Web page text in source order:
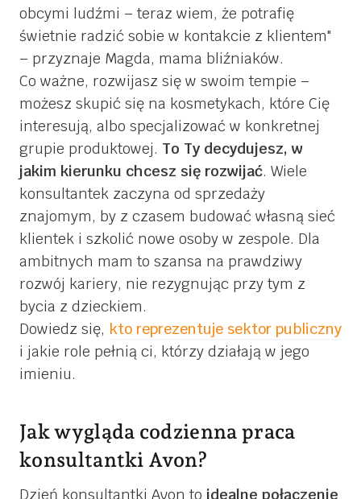
obcymi ludźmi – teraz wiem, że potrafię
świetnie radzić sobie w kontakcie z klientem
– przyznaje Magda, mama bliźniaków.
Co ważne, rozwijasz się w swoim tempie –
możesz skupić się na kosmetykach, które Cię
interesują, albo specjalizować w konkretnej
grupie produktowej. To Ty decydujesz, w
jakim kierunku chcesz się rozwijać. Wiele
konsultantek zaczyna od sprzedaży
znajomym, by z czasem budować własną sieć
klientek i szkolić nowe osoby w zespole. Dla
ambitnych mam to szansa na prawdziwy
rozwój kariery, nie rezygnując przy tym z
bycia z dzieckiem.
Dowiedz się, kto reprezentuje sektor publiczny
i jakie role pełnią ci, którzy działają w jego
imieniu.
Jak wygląda codzienna praca
konsultantki Avon?
Dzień konsultantki Avon to idealne połączenie